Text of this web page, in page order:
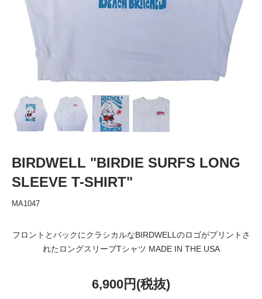
BIRDWELL "BIRDIE SURFS LONG
SLEEVE T-SHIRT"
MA1047
フロントとバックにクラシカルなBIRDWELLのロゴがプリントさ
れたロングスリーブTシャツ MADE IN THE USA
6,900円(税抜)